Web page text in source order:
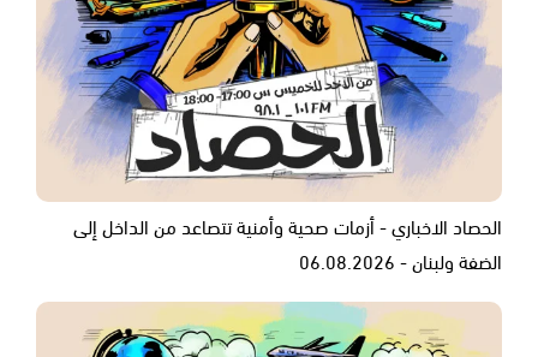
الحصاد الاخباري - أزمات صحية وأمنية تتصاعد من الداخل إلى
الضفة ولبنان - 06.08.2026